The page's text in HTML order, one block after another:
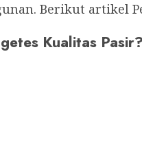
Berikut artikel
Kualitas